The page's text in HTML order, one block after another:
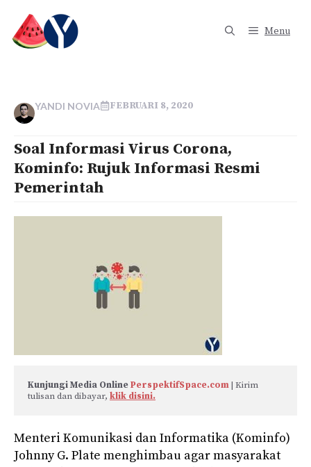
Menu
YANDI NOVIA FEBRUARI 8, 2020
Soal Informasi Virus Corona,
Kominfo: Rujuk Informasi Resmi
Pemerintah
Kunjungi Media Online PerspektifSpace.com | Kirim
tulisan dan dibayar, klik disini.
Menteri Komunikasi dan Informatika (Kominfo)
Johnny G. Plate menghimbau agar masyarakat